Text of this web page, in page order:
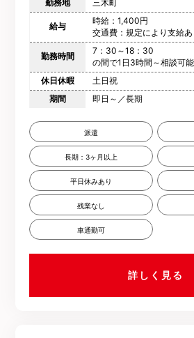
勤務地 三木町
給与
時給：1,400円
交通費：規定により支給あ
勤務時間
7：30～18：30
の間で1日3時間～相談可能
休日休暇
土日祝
期間
即日～／長期
派遣
長期：3ヶ月以上
平日休みあり
残業なし
車通勤可
詳しく見る